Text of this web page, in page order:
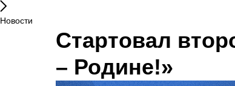
Новости
Стартовал
– Родине!»